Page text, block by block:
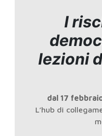
I
lezioni
dal 17
L’hub di